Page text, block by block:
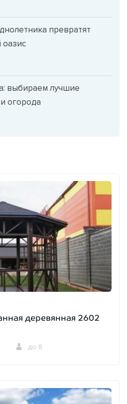
превратят
оазис
выбираем лучшие
огорода
деревянная 2602
до 8